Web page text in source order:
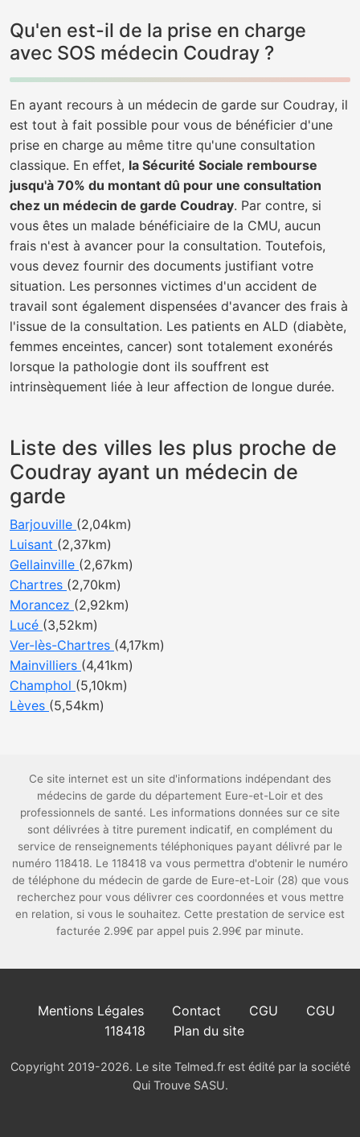
Qu'en est-il de la prise en charge
avec SOS médecin Coudray ?
En ayant recours à un médecin de garde sur Coudray, il
est tout à fait possible pour vous de bénéficier d'une
prise en charge au même titre qu'une consultation
classique. En effet, la Sécurité Sociale rembourse
jusqu'à 70% du montant dû pour une consultation
chez un médecin de garde Coudray. Par contre, si
vous êtes un malade bénéficiaire de la CMU, aucun
frais n'est à avancer pour la consultation. Toutefois,
vous devez fournir des documents justifiant votre
situation. Les personnes victimes d'un accident de
travail sont également dispensées d'avancer des frais à
l'issue de la consultation. Les patients en ALD (diabète,
femmes enceintes, cancer) sont totalement exonérés
lorsque la pathologie dont ils souffrent est
intrinsèquement liée à leur affection de longue durée.
Liste des villes les plus proche de
Coudray ayant un médecin de
garde
Barjouville (2,04km)
Luisant (2,37km)
Gellainville (2,67km)
Chartres (2,70km)
Morancez (2,92km)
Lucé (3,52km)
Ver-lès-Chartres (4,17km)
Mainvilliers (4,41km)
Champhol (5,10km)
Lèves (5,54km)
Ce site internet est un site d'informations indépendant des
médecins de garde du département Eure-et-Loir et des
professionnels de santé. Les informations données sur ce site
sont délivrées à titre purement indicatif, en complément du
service de renseignements téléphoniques payant délivré par le
numéro 118418. Le 118418 va vous permettra d'obtenir le numéro
de téléphone du médecin de garde de Eure-et-Loir (28) que vous
recherchez pour vous délivrer ces coordonnées et vous mettre
en relation, si vous le souhaitez. Cette prestation de service est
facturée 2.99€ par appel puis 2.99€ par minute.
Mentions Légales Contact CGU
CGU
118418
Plan du site
Copyright 2019-2026. Le site Telmed.fr est édité par la société
Qui Trouve SASU.